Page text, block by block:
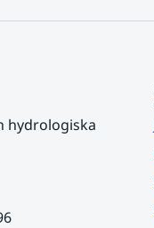
hydrologiska